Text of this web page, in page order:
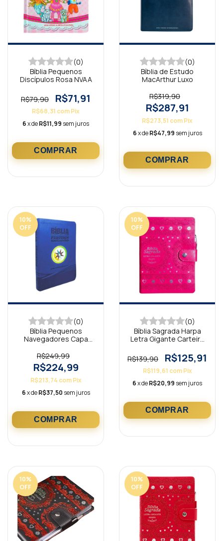
(0)
Bíblia Pequenos
Discípulos Rosa NVAA
R$79,90 R$71,91
R$68,31 comPix
6x deR$11,99 sem juros
(0)
Bíblia de Estudo
MacArthur Luxo
R$319,90
R$287,91
R$273,51 comPix
6x deR$47,99 sem juros
10%
OFF
(0)
Bíblia Pequenos
Navegadores Capa
R$249,99
R$224,99
R$213,74 com Pix
6x deR$37,50 sem juros
10%
OFF
(0)
Bíblia Sagrada Harpa
Letra Gigante Carteira
R$139,90
R$125,91
R$119,61 com Pix
6x deR$20,99 sem juros
10%
OFF
10%
OFF